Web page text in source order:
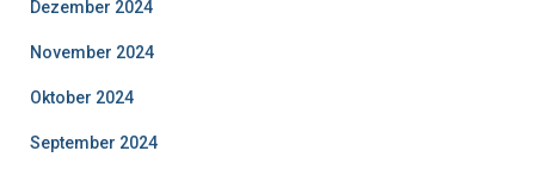
Dezember 2024
November 2024
Oktober 2024
September 2024